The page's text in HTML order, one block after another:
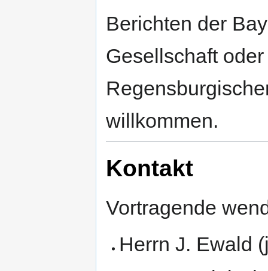
Berichten der
Gesellschaft
willkommen.
Kontakt
Vortragende
Herrn J. Ewald